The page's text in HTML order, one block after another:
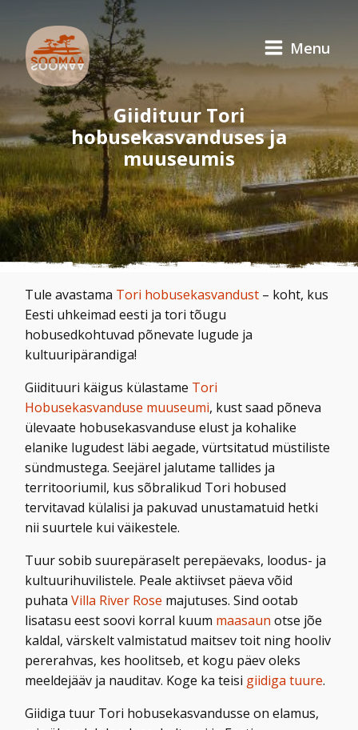
Menu
Giidituur Tori
hobusekasvanduses ja
muuseumis
Tule avastama Tori hobusekasvandust – koht, kus
Eesti uhkeimad eesti ja tori tõugu
hobusedkohtuvad põnevate lugude ja
kultuuripärandiga!
Giidituuri käigus külastame Tori
Hobusekasvanduse muuseumi, kust saad põneva
ülevaate hobusekasvanduse elust ja kohalike
elanike lugudest läbi aegade, vürtsitatud müstiliste
sündmustega. Seejärel jalutame tallides ja
territooriumil, kus sõbralikud Tori hobused
tervitavad külalisi ja pakuvad unustamatuid hetki
nii suurtele kui väikestele.
Tuur sobib suurepäraselt perepäevaks, loodus- ja
kultuurihuvilistele. Peale aktiivset päeva võid
puhataVilla River Rose majutuses. Sind ootab
lisatasu eest soovi korral kuum maasaun otse jõe
kaldal, värskelt valmistatud maitsev toit ning hooliv
pererahvas, kes hoolitseb, et kogu päev oleks
meeldejääv ja nauditav. Koge ka teisi giidiga tuure.
Giidiga tuur Tori hobusekasvandusse on elamus,